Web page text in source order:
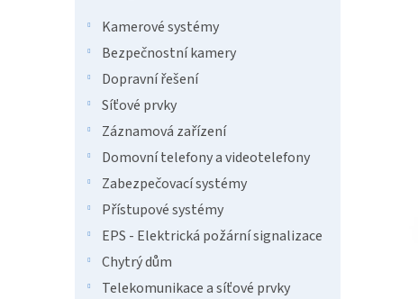
Kamerové systémy
Bezpečnostní kamery
Dopravní řešení
Síťové prvky
Záznamová zařízení
Domovní telefony a videotelefony
Zabezpečovací systémy
Přístupové systémy
EPS - Elektrická požární signalizace
Chytrý dům
Telekomunikace a síťové prvky